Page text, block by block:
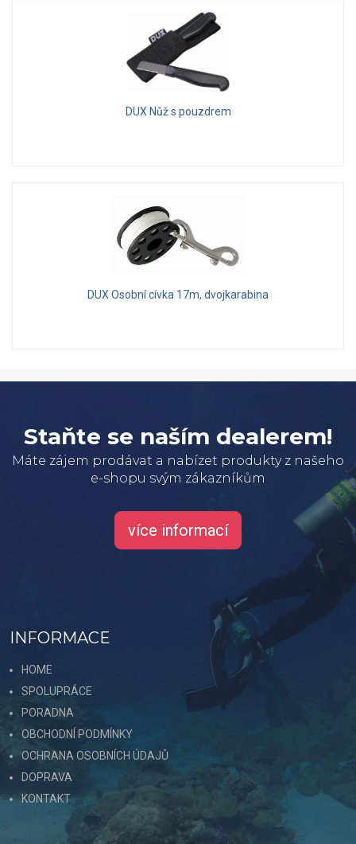
DUX Nůž s pouzdrem
DUX Osobní cívka 17m, dvojkarabina
Staňte se naším dealerem!
Máte zájem prodávat a nabízet produkty z našeho
e-shopu svým zákazníkům
více informací
INFORMACE
HOME
SPOLUPRÁCE
PORADNA
OBCHODNÍ PODMÍNKY
OCHRANA OSOBNÍCH ÚDAJŮ
DOPRAVA
KONTAKT